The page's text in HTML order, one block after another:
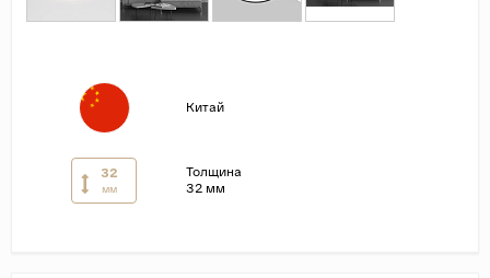
Китай
32
мм
Толщина
32 мм